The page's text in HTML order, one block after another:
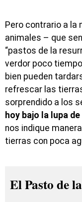
Pero contrario a la
animales – que
“pastos de la
verdor poco
bien pueden
refrescar las
sorprendido a los
hoy bajo la lupa
nos indique
tierras con poca
El Pasto de